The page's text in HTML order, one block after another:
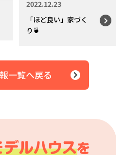
2022.12.23
「ほど良い」家づく
り🍵
一覧へ戻る